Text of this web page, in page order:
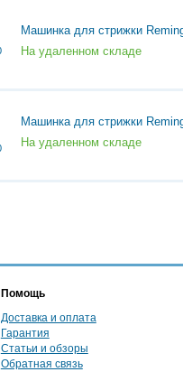
Машинка для стрижки
На удаленном складе
Машинка для стрижки
На удаленном складе
Помощь
Доставка и оплата
Гарантия
Статьи и обзоры
Обратная связь